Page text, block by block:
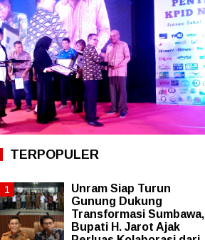
TERPOPULER
Unram Siap Turun
Gunung Dukung
Transformasi Sumbawa,
Bupati H. Jarot Ajak